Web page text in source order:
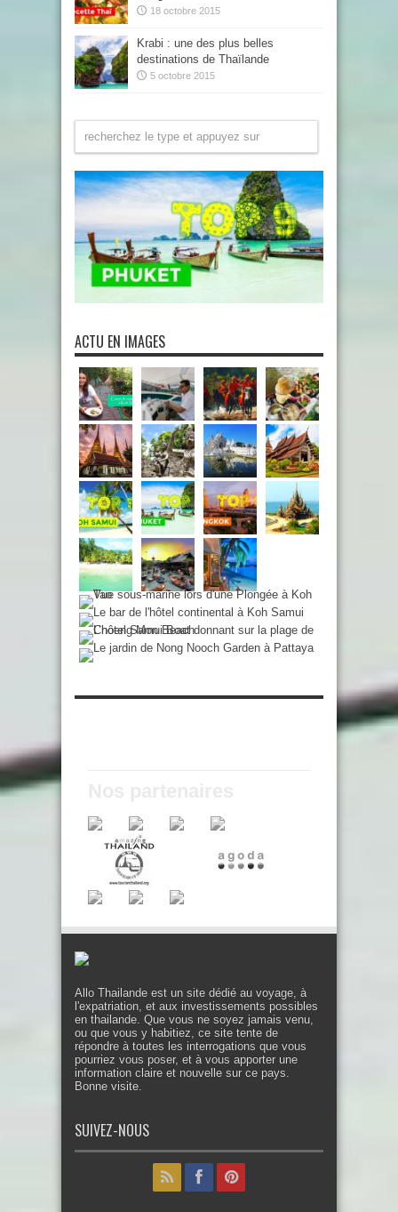
18 octobre 2015
Krabi : une des plus belles
destinations de Thaïlande
5 octobre 2015
ACTU EN IMAGES
Allo Thailande est un site dédié au voyage, à
l'expatriation, et aux investissements possibles
en thailande. Que vous ne soyez jamais venu,
ou que vous y habitiez, ce site tente de
répondre à toutes les interrogations que vous
pourriez vous poser, et à vous apporter une
information claire et nouvelle sur ce pays.
Bonne visite.
SUIVEZ-NOUS